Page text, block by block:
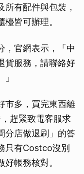
有配件與包裝，
皆可辦理。
，官網表示，「中
貨服務，請聯絡好
市多，買完東西離
趕緊致電客服求
分店做退刷」的答
只有Costco沒別
帳務核對。